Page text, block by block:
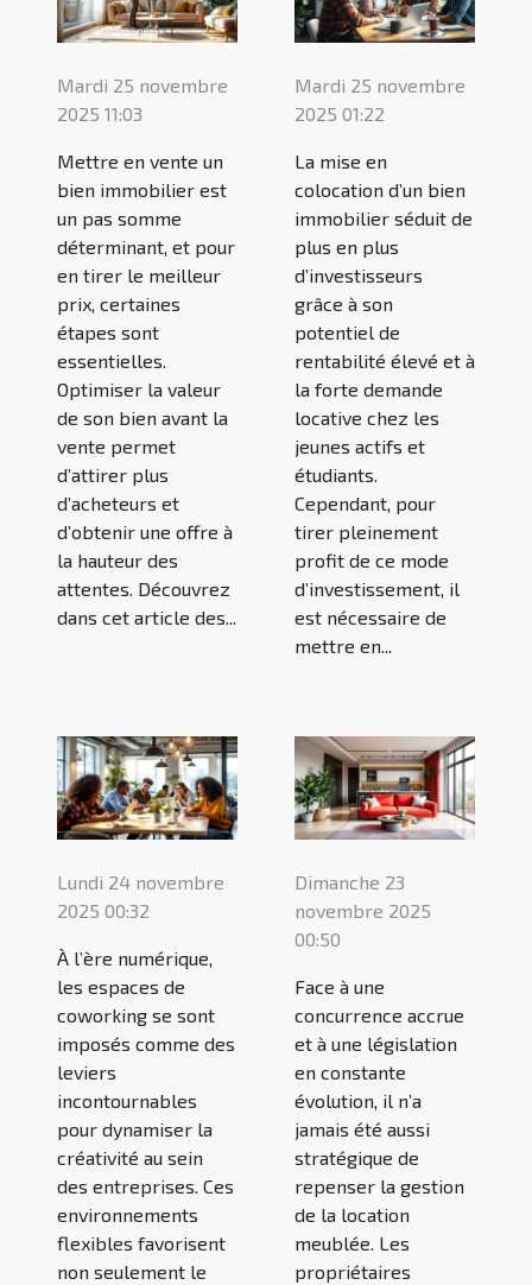
Mardi 25 novembre
2025 11:03
Mettre en vente un
bien immobilier est
un pas somme
déterminant, et pour
en tirer le meilleur
prix, certaines
étapes sont
essentielles.
Optimiser la valeur
de son bien avant la
vente permet
d’attirer plus
d’acheteurs et
d’obtenir une offre à
la hauteur des
attentes. Découvrez
dans cet article des...
Mardi 25 novembre
2025 01:22
La mise en
colocation d’un bien
immobilier séduit de
plus en plus
d’investisseurs
grâce à son
potentiel de
rentabilité élevé et à
la forte demande
locative chez les
jeunes actifs et
étudiants.
Cependant, pour
tirer pleinement
profit de ce mode
d’investissement, il
est nécessaire de
mettre en...
Lundi 24 novembre
2025 00:32
À l’ère numérique,
les espaces de
coworking se sont
imposés comme des
leviers
incontournables
pour dynamiser la
créativité au sein
des entreprises. Ces
environnements
flexibles favorisent
non seulement le
Dimanche 23
novembre 2025
00:50
Face à une
concurrence accrue
et à une législation
en constante
évolution, il n’a
jamais été aussi
stratégique de
repenser la gestion
de la location
meublée. Les
propriétaires